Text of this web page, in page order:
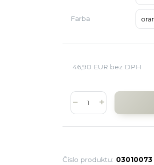
Farba
46,90 EUR bez DPH
Číslo produktu: 03010073